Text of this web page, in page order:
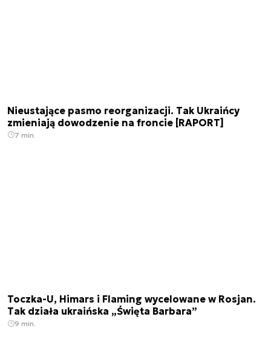
Nieustające pasmo reorganizacji. Tak Ukraińcy
zmieniają dowodzenie na froncie [RAPORT]
7 min.
Toczka-U, Himars i Flaming wycelowane w Rosjan.
Tak działa ukraińska „Święta Barbara”
9 min.